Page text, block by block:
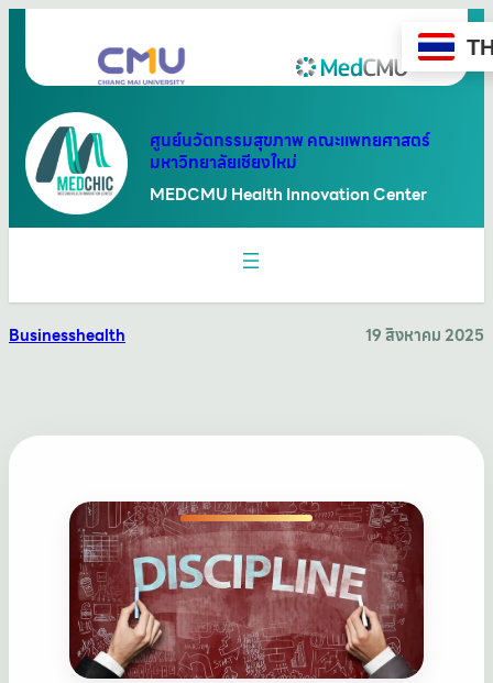
ยัง
ศูนย์นวัตกรรมสุขภาพ คณะแพทยศาสตร์
มหาวิทยาลัยเชียงใหม่
MEDCMU Health Innovation Center
Businesshealth 19 สิงหาคม 2025